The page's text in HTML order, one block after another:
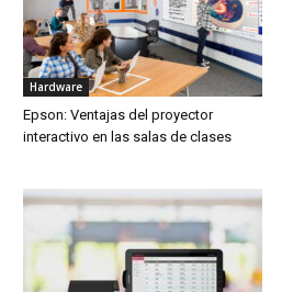
Hardware
Epson: Ventajas del proyector
interactivo en las salas de clases